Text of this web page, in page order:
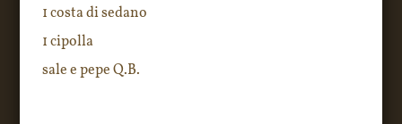
1 costa di sedano
1 cipolla
sale e pepe Q.B.